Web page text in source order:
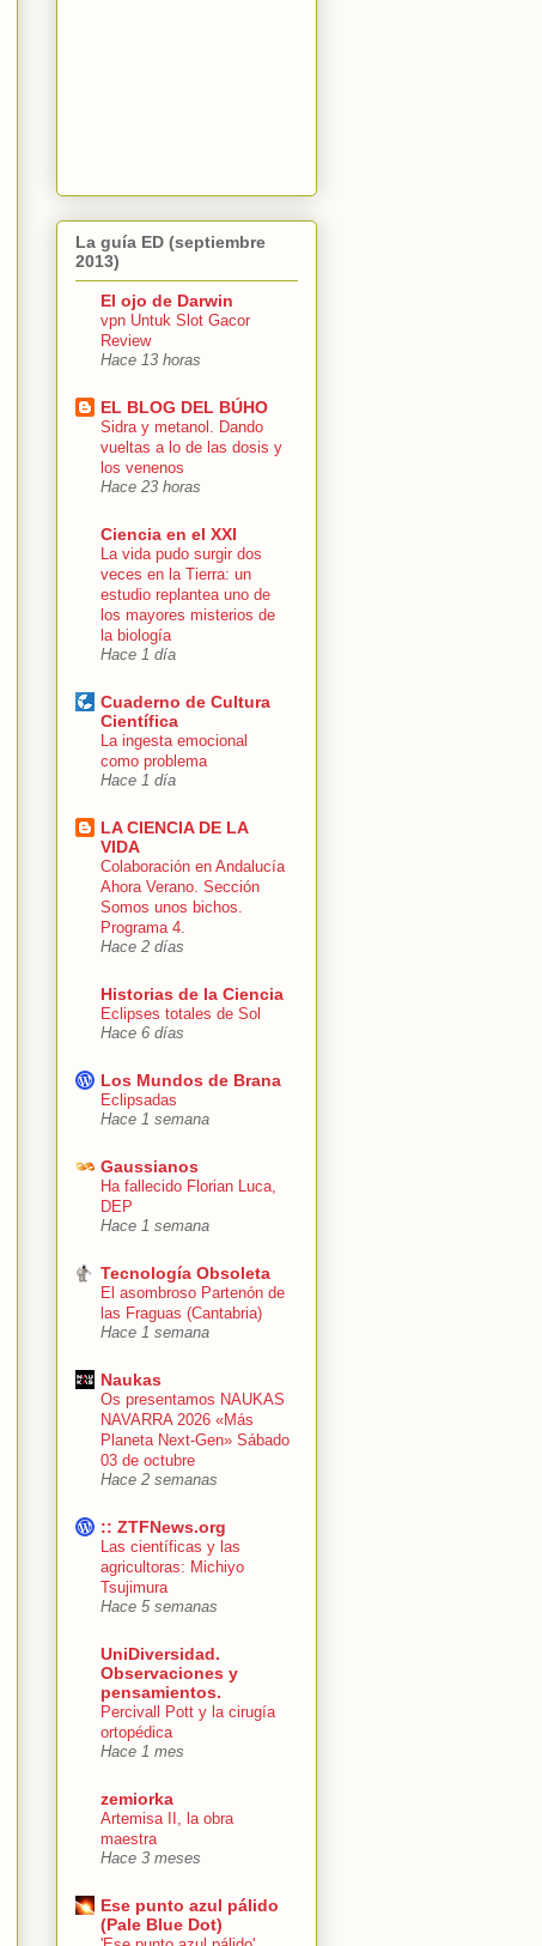
La guía ED (septiembre
2013)
El ojo de Darwin
vpn Untuk Slot Gacor
Review
Hace 13 horas
EL BLOG DEL BÚHO
Sidra y metanol. Dando
vueltas a lo de las dosis y
los venenos
Hace 23 horas
Ciencia en el XXI
La vida pudo surgir dos
veces en la Tierra: un
estudio replantea uno de
los mayores misterios de
la biología
Hace 1 día
Cuaderno de Cultura
Científica
La ingesta emocional
como problema
Hace 1 día
LA CIENCIA DE LA
VIDA
Colaboración en Andalucía
Ahora Verano. Sección
Somos unos bichos.
Programa 4.
Hace 2 días
Historias de la Ciencia
Eclipses totales de Sol
Hace 6 días
Los Mundos de Brana
Eclipsadas
Hace 1 semana
Gaussianos
Ha fallecido Florian Luca,
DEP
Hace 1 semana
Tecnología Obsoleta
El asombroso Partenón de
las Fraguas (Cantabria)
Hace 1 semana
Naukas
Os presentamos NAUKAS
NAVARRA 2026 «Más
Planeta Next-Gen» Sábado
03 de octubre
Hace 2 semanas
:: ZTFNews.org
Las científicas y las
agricultoras: Michiyo
Tsujimura
Hace 5 semanas
UniDiversidad.
Observaciones y
pensamientos.
Percivall Pott y la cirugía
ortopédica
Hace 1 mes
zemiorka
Artemisa II, la obra
maestra
Hace 3 meses
Ese punto azul pálido
(Pale Blue Dot)